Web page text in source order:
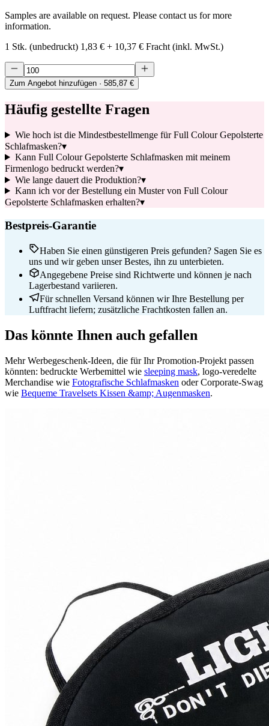
Samples are available on request. Please contact us for more
information.
1 Stk. (unbedruckt) 1,83 € + 10,37 € Fracht (inkl. MwSt.)
Zum Angebot hinzufügen · 585,87 €
Häufig gestellte Fragen
Wie hoch ist die Mindestbestellmenge für Full Colour Gepolsterte
Schlafmasken?▾
Kann Full Colour Gepolsterte Schlafmasken mit meinem
Firmenlogo bedruckt werden?▾
Wie lange dauert die Produktion?▾
Kann ich vor der Bestellung ein Muster von Full Colour
Gepolsterte Schlafmasken erhalten?▾
Bestpreis-Garantie
Haben Sie einen günstigeren Preis gefunden? Sagen Sie es
uns und wir geben unser Bestes, ihn zu unterbieten.
Angegebene Preise sind Richtwerte und können je nach
Lagerbestand variieren.
Für schnellen Versand können wir Ihre Bestellung per
Luftfracht liefern; zusätzliche Frachtkosten fallen an.
Das könnte Ihnen auch gefallen
Mehr Werbegeschenk-Ideen, die für Ihr Promotion-Projekt passen
könnten: bedruckte Werbemittel wie sleeping mask, logo-veredelte
Merchandise wie Fotografische Schlafmasken oder Corporate-Swag
wie Bequeme Travelsets Kissen &amp; Augenmasken.